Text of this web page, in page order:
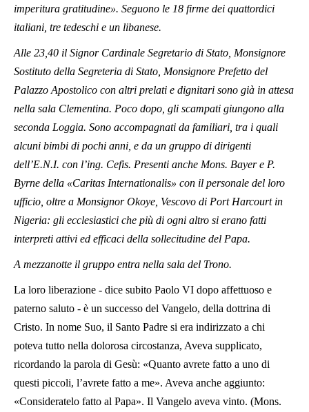
imperitura gratitudine». Seguono le 18 firme dei quattordici
italiani, tre tedeschi e un libanese.
Alle 23,40 il Signor Cardinale Segretario di Stato, Monsignore
Sostituto della Segreteria di Stato, Monsignore Prefetto del
Palazzo Apostolico con altri prelati e dignitari sono già in attesa
nella sala Clementina. Poco dopo, gli scampati giungono alla
seconda Loggia. Sono accompagnati da familiari, tra i quali
alcuni bimbi di pochi anni, e da un gruppo di dirigenti
dell’E.N.I. con l’ing. Cefis. Presenti anche Mons. Bayer e P.
Byrne della «Caritas Internationalis» con il personale del loro
ufficio, oltre a Monsignor Okoye, Vescovo di Port Harcourt in
Nigeria: gli ecclesiastici che più di ogni altro si erano fatti
interpreti attivi ed efficaci della sollecitudine del Papa.
A mezzanotte il gruppo entra nella sala del Trono.
La loro liberazione - dice subito Paolo VI dopo affettuoso e
paterno saluto - è un successo del Vangelo, della dottrina di
Cristo. In nome Suo, il Santo Padre si era indirizzato a chi
poteva tutto nella dolorosa circostanza, Aveva supplicato,
ricordando la parola di Gesù: «Quanto avrete fatto a uno di
questi piccoli, l’avrete fatto a me». Aveva anche aggiunto:
«Consideratelo fatto al Papa». Il Vangelo aveva vinto. (Mons.